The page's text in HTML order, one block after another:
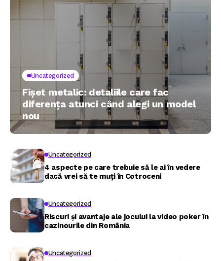
Uncategorized
Fișet metalic: detaliile care fac
diferența atunci când alegi un model
nou
Uncategorized
4 aspecte pe care trebuie să le ai în vedere
dacă vrei să te muți în Cotroceni
Uncategorized
Riscuri și avantaje ale jocului la video poker în
cazinourile din România
Uncategorized